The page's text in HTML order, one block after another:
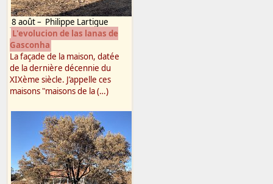
8 août– Philippe Lartigue
L'evolucion de las lanas de
Gasconha
La façade de la maison, datée
de la dernière décennie du
XIXème siècle. J’appelle ces
maisons "maisons de la (…)